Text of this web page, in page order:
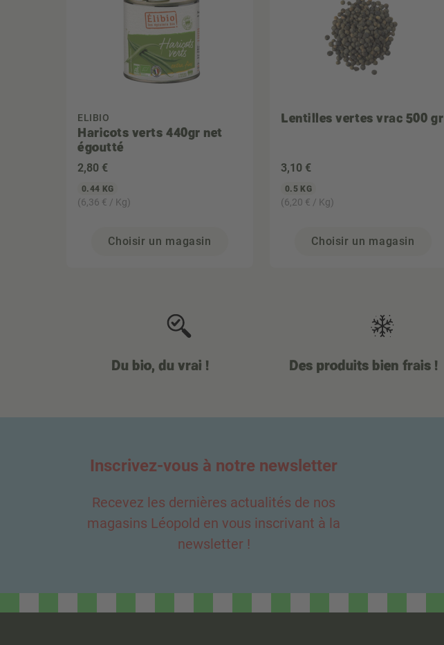
ELIBIO
Haricots verts 440gr net
égoutté
2,80 €
0.44 KG
(6,36 € / Kg)
Choisir un magasin
Lentilles vertes vrac 500 gr
3,10 €
0.5 KG
(6,20 € / Kg)
Choisir un magasin
Du bio, du vrai ! Des produits bien frais !
Inscrivez-vous à notre newsletter
Recevez les dernières actualités de nos
magasins Léopold en vous inscrivant à la
newsletter !